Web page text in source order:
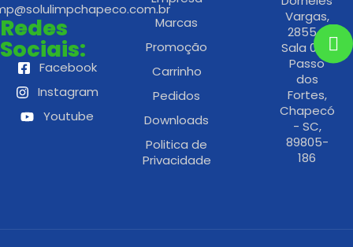
Redes
Sociais:
Facebook
Instagram
Youtube
Marcas
Promoção
Carrinho
Pedidos
Downloads
Politica de
Privacidade
Vargas,
2855 -
Sala 02 -
Passo
dos
Fortes,
Chapecó
- SC,
89805-
186